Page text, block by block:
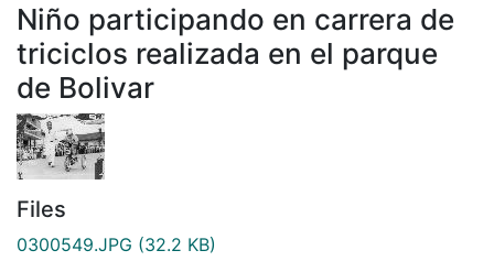
Niño participando en carrera de
triciclos realizada en el parque
de Bolivar
Files
0300549.JPG (32.2 KB)